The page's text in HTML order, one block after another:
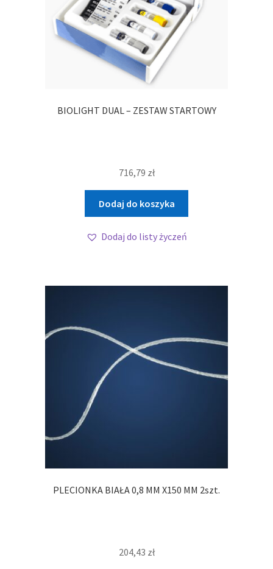
BIOLIGHT DUAL – ZESTAW STARTOWY
716,79 zł
Dodaj do koszyka
Dodaj do listy życzeń
PLECIONKA BIAŁA 0,8 MM X150 MM 2szt.
204,43 zł